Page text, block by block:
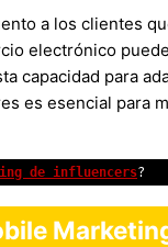
a los clientes
electrónico
capacidad para
es esencial para
de influencers?